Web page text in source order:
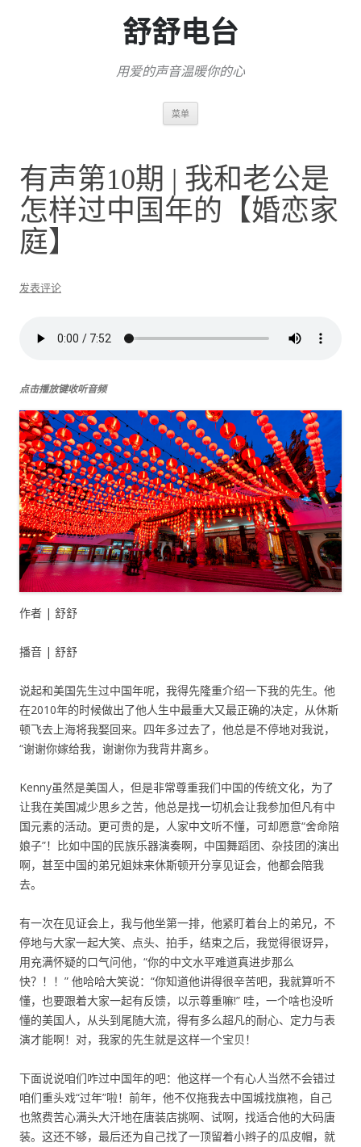
舒舒电台
用爱的声音温暖你的心
菜单
有声第10期 | 我和老公是
怎样过中国年的【婚恋家
庭】
发表评论
点击播放键收听音频
作者 | 舒舒
播音 | 舒舒
说起和美国先生过中国年呢，我得先隆重介绍一下我的先生。他
在2010年的时候做出了他人生中最重大又最正确的决定，从休斯
顿飞去上海将我娶回来。四年多过去了，他总是不停地对我说，
“谢谢你嫁给我，谢谢你为我背井离乡。
Kenny虽然是美国人，但是非常尊重我们中国的传统文化，为了
让我在美国减少思乡之苦，他总是找一切机会让我参加但凡有中
国元素的活动。更可贵的是，人家中文听不懂，可却愿意“舍命陪
娘子”！比如中国的民族乐器演奏啊，中国舞蹈团、杂技团的演出
啊，甚至中国的弟兄姐妹来休斯顿开分享见证会，他都会陪我
去。
有一次在见证会上，我与他坐第一排，他紧盯着台上的弟兄，不
停地与大家一起大笑、点头、拍手，结束之后，我觉得很讶异，
用充满怀疑的口气问他，“你的中文水平难道真进步那么
快？！！” 他哈哈大笑说：“你知道他讲得很辛苦吧，我就算听不
懂，也要跟着大家一起有反馈，以示尊重嘛!” 哇，一个啥也没听
懂的美国人，从头到尾随大流，得有多么超凡的耐心、定力与表
演才能啊！对，我家的先生就是这样一个宝贝！
下面说说咱们咋过中国年的吧：他这样一个有心人当然不会错过
咱们重头戏“过年”啦！前年，他不仅拖我去中国城找旗袍，自己
也煞费苦心满头大汗地在唐装店挑啊、试啊，找适合他的大码唐
装。这还不够，最后还为自己找了一顶留着小辫子的瓜皮帽，就